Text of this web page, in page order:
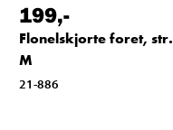
199,-
Flonelskjorte foret, str.
M
21-886